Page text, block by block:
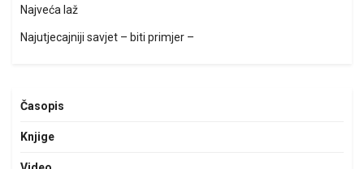
Najveća laž
Najutjecajniji savjet – biti primjer –
Časopis
Knjige